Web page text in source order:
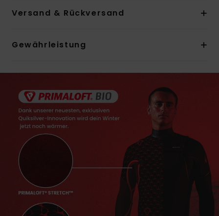
Versand & Rückversand
Gewährleistung